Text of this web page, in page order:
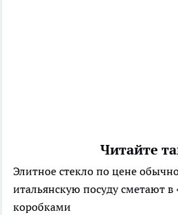
Читайте
Элитное стекло по цене
итальянскую посуду сметают в
коробками